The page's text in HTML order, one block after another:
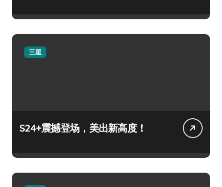
三星
S24+震撼登场，美出新高度！